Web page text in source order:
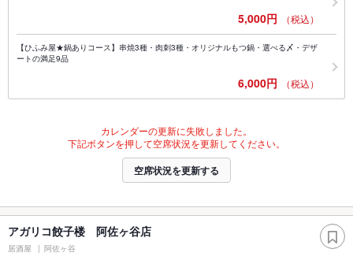
5,000円 （税込）
【ひふみ屋★鍋ありコース】串焼3種・肉刺3種・オリジナルもつ鍋・選べる〆・デザ
ートの満足9品
6,000円 （税込）
カレンダーの更新に失敗しました。
下記ボタンを押して空席状況を更新してください。
空席状況を更新する
アガリコ餃子楼 阿佐ヶ谷店
居酒屋 阿佐ヶ谷